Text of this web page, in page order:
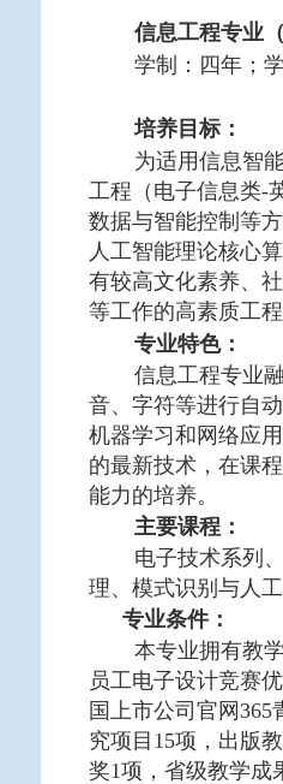
信息工程专业
学制：四年；
培养目标：
为适用信息智
工程（电子信息类-
数据与智能控制等
人工智能理论核心
有较高文化素养、
等工作的高素质工
专业特色：
信息工程专业
音、字符等进行自
机器学习和网络应
的最新技术，在课
能力的培养。
主要课程：
电子技术系列
理、模式识别与人
专业条件：
本专业拥有教
员工电子设计竞赛
国上市公司官网
究项目 15项，出版
奖1项，省级教学成